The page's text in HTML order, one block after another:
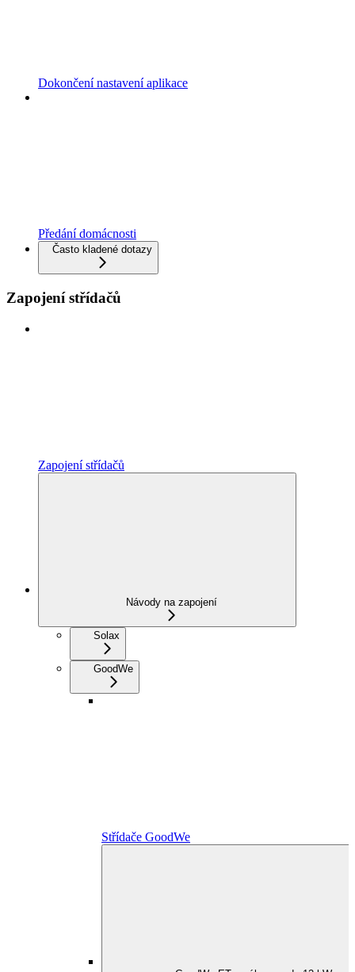
Dokončení nastavení aplikace
Předání domácnosti
Často kladené dotazy
Zapojení střídačů
Zapojení střídačů
Návody na zapojení
Solax
GoodWe
Střídače GoodWe